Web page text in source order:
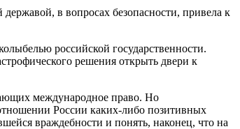
в вопросах безопасности, привела к
российской государственности.
решения открыть двери к
международное право. Но
России каких-либо позитивных
враждебности и понять, наконец, что на